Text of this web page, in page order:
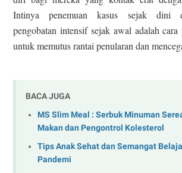
Intinya penemuan kasus sejak dini
pengobatan intensif sejak awal adalah
untuk memutus rantai penularan dan
BACA JUGA
MS Slim Meal : Serbuk Minuman
Makan dan Pengontrol Kolesterol
Tips Anak Sehat dan Semangat
Pandemi